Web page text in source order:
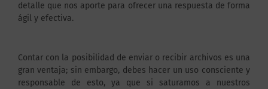
detalle que nos aporte para ofrecer una respuesta de forma
ágil y efectiva.
Contar con la posibilidad de enviar o recibir archivos es una
gran ventaja; sin embargo, debes hacer un uso consciente y
responsable de esto, ya que si saturamos a nuestros